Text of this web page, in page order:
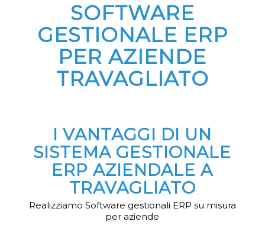
SOFTWARE
GESTIONALE ERP
PER AZIENDE
TRAVAGLIATO
I VANTAGGI DI UN
SISTEMA GESTIONALE
ERP AZIENDALE A
TRAVAGLIATO
Realizziamo Software gestionali ERP su misura
per aziende